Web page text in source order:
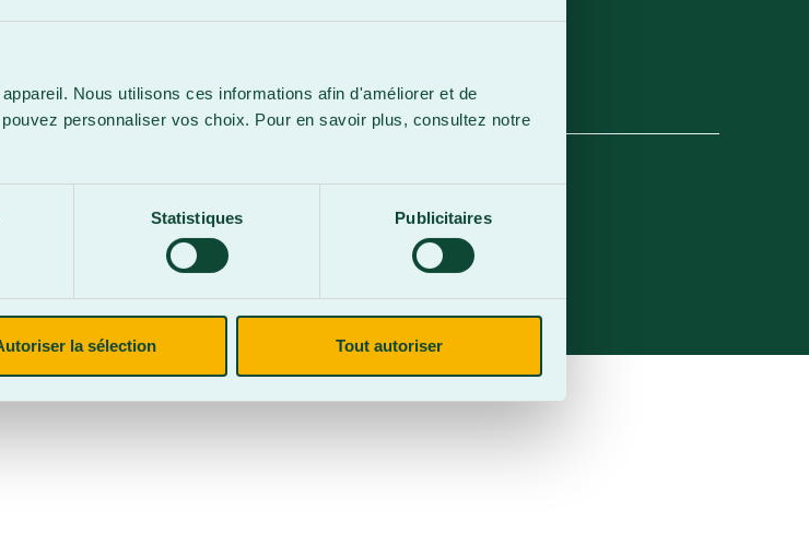
Nous utilisons ces informations afin d'améliorer et de
personnaliser vos choix. Pour en savoir plus, consultez notre
Statistiques Publicitaires
la sélection Tout autoriser
Expert HubSpot